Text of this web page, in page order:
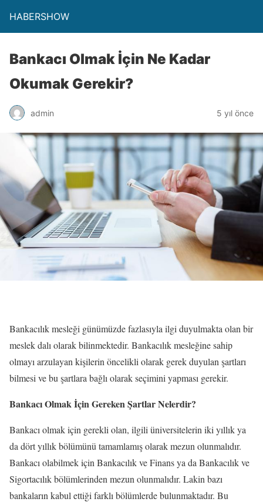
HABERSHOW
Bankacı Olmak İçin Ne Kadar
Okumak Gerekir?
admin 5 yıl önce
Bankacılık mesleği günümüzde fazlasıyla ilgi duyulmakta olan bir
meslek dalı olarak bilinmektedir. Bankacılık mesleğine sahip
olmayı arzulayan kişilerin öncelikli olarak gerek duyulan şartları
bilmesi ve bu şartlara bağlı olarak seçimini yapması gerekir.
Bankacı Olmak İçin Gereken Şartlar Nelerdir?
Bankacı olmak için gerekli olan, ilgili üniversitelerin iki yıllık ya
da dört yıllık bölümünü tamamlamış olarak mezun olunmalıdır.
Bankacı olabilmek için Bankacılık ve Finans ya da Bankacılık ve
Sigortacılık bölümlerinden mezun olunmalıdır. Lakin bazı
bankaların kabul ettiği farklı bölümlerde bulunmaktadır. Bu